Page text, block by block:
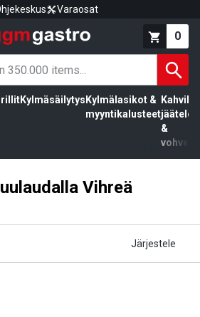
Varaosat
0
Kylmäsäilytys Kylmälasikot &
myyntikalusteet
Kahvila,
jäätelö
&
vohvelit
Vihreä
Järjestele